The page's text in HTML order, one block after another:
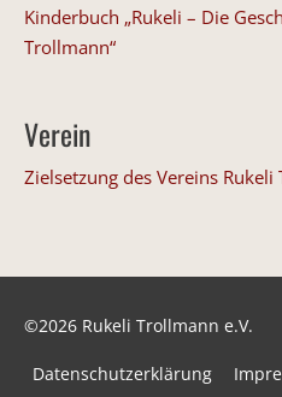
Kinderbuch „Rukeli – Die
Trollmann“
Verein
Zielsetzung des Vereins Rukeli
©2026 Rukeli Trollmann e.V.
Datenschutzerklärung